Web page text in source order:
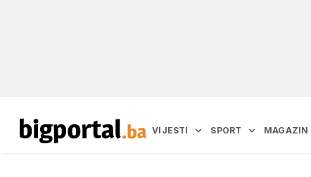
VIJESTI SPORT MAGAZIN